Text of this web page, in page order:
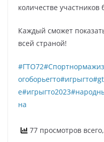
количестве
Каждый сможет
всей страной!
#ГТО72
огоборьегто#игрыгто
е#игрыгто2023
на
77 просмотров